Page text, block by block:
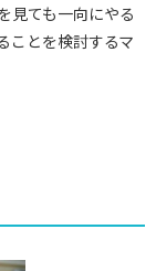
見ても一向にやる
ことを検討するマ